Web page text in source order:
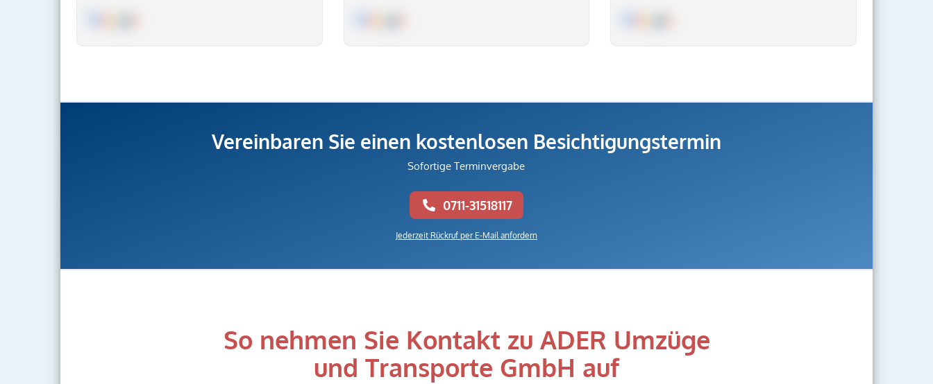
Vereinbaren Sie einen kostenlosen Besichtigungstermin
Sofortige Terminvergabe
0711-31518117
Jederzeit Rückruf per E-Mail anfordern
So nehmen Sie Kontakt zu ADER Umzüge
und Transporte GmbH auf